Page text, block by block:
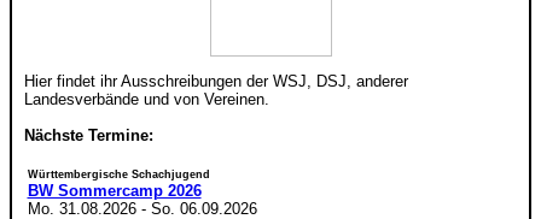
Hier findet ihr Ausschreibungen der WSJ, DSJ, anderer
Landesverbände und von Vereinen.
Nächste Termine:
Württembergische Schachjugend
BW Sommercamp 2026
Mo. 31.08.2026- So. 06.09.2026